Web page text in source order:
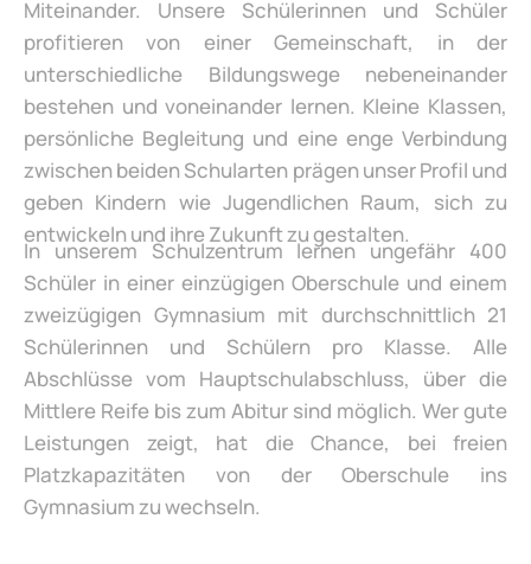
Miteinander. Unsere Schülerinnen und Schüler
profitieren von einer Gemeinschaft, in der
unterschiedliche Bildungswege nebeneinander
bestehen und voneinander lernen. Kleine Klassen,
persönliche Begleitung und eine enge Verbindung
zwischen beiden Schularten prägen unser Profil und
geben Kindern wie Jugendlichen Raum, sich zu
entwickeln und ihre Zukunft zu gestalten.
In unserem Schulzentrum lernen ungefähr 400
Schüler in einer einzügigen Oberschule und einem
zweizügigen Gymnasium mit durchschnittlich 21
Schülerinnen und Schülern pro Klasse. Alle
Abschlüsse vom Hauptschulabschluss, über die
Mittlere Reife bis zum Abitur sind möglich. Wer gute
Leistungen zeigt, hat die Chance, bei freien
Platzkapazitäten von der Oberschule ins
Gymnasium zu wechseln.